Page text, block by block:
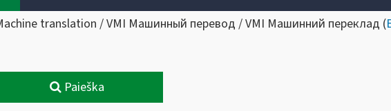
translation / VMI Машинный перевод / VMI Машинний переклад (
Paieška